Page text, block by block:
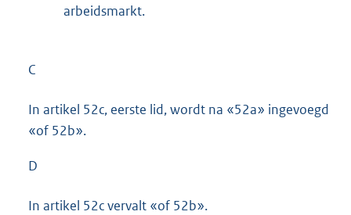
arbeidsmarkt.
C
In artikel 52c, eerste lid, wordt na «52a» ingevoegd
«of 52b».
D
In artikel 52c vervalt «of 52b».